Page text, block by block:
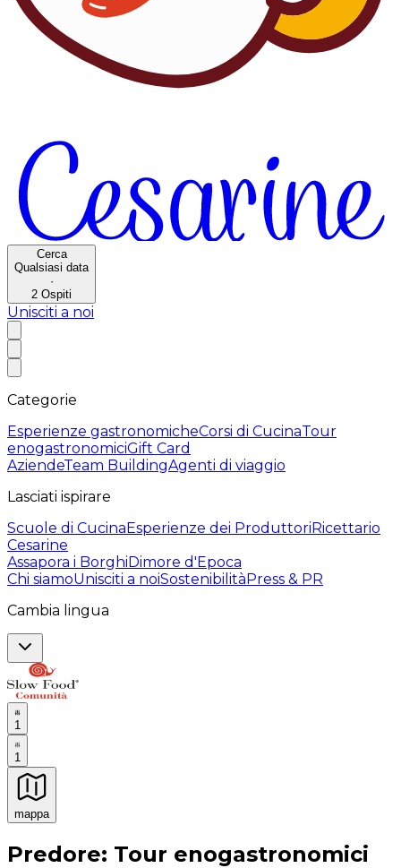
Cerca
Qualsiasi data
·
2 Ospiti
Unisciti a noi
Categorie
Esperienze gastronomicheCorsi di CucinaTour
enogastronomiciGift Card
AziendeTeam BuildingAgenti di viaggio
Lasciati ispirare
Scuole di CucinaEsperienze dei ProduttoriRicettario
Cesarine
Assapora i BorghiDimore d'Epoca
Chi siamoUnisciti a noiSostenibilitàPress & PR
Cambia lingua
1
1
mappa
Esperienze culinarie indimenticabili: Esperienze
Predore: Tour enogastronomici